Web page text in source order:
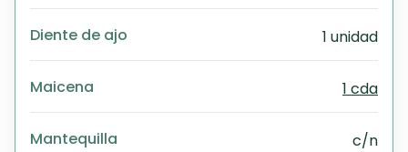
Diente de ajo 1 unidad
Maicena 1 cda
Mantequilla c/n